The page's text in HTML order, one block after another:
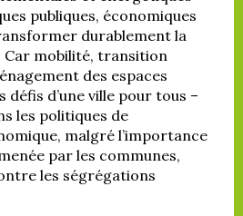
publiques, économiques
durablement la
Car mobilité, transition
des espaces
défis d’une ville pour tous –
les politiques de
malgré l’importance
par les communes,
les ségrégations